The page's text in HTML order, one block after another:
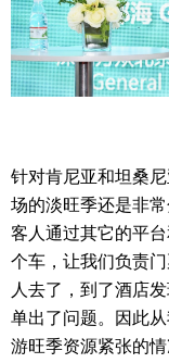
针对肯尼亚和坦桑
场的淡旺季还是非
客人通过其它的平
个车，让我们负责
人去了，到了酒店
单出了问题。因此
游旺季资源紧张的